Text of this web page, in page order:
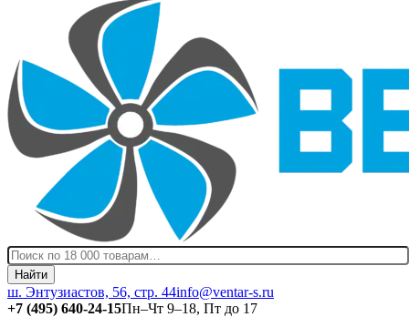
Найти
ш. Энтузиастов, 56, стр. 44info@ventar-s.ru
+7 (495) 640-24-15Пн–Чт 9–18, Пт до 17